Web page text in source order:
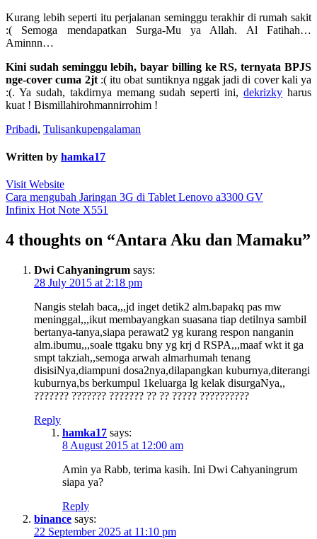
Kurang lebih seperti itu perjalanan seminggu terakhir di rumah sakit
:( Semoga mendapatkan Surga-Mu ya Allah. Al Fatihah…
Aminnn…
Kini sudah seminggu lebih, bayar billing ke RS, ternyata BPJS
nge-cover cuma 2jt:( itu obat suntiknya nggak jadi di cover kali ya
:(. Ya sudah, takdirnya memang sudah seperti ini,dekrizky harus
kuat ! Bismillahirohmannirrohim !
Pribadi, Tulisankupengalaman
Written by hamka17
Visit Website
Post
navigation
Cara mengubah Jaringan 3G di Tablet Lenovo a3300 GV
Infinix Hot Note X551
4 thoughts on “Antara Aku dan Mamaku”
Dwi Cahyaningrum says:
28 July 2015 at 2:18 pm
Nangis stelah baca,,,jd inget detik2 alm.bapakq pas mw
meninggal,,,ikut membayangkan suasana tiap detilnya sambil
bertanya-tanya,siapa perawat2 yg kurang respon nanganin
alm.ibumu,,,soale ttgaku bny yg krj d RSPA,,,maaf wkt it ga
smpt takziah,,semoga arwah almarhumah tenang
disisiNya,diampuni dosa2nya,dilapangkan kuburnya,diterangi
kuburnya,bs berkumpul 1keluarga lg kelak disurgaNya,,
??????? ??????? ??????? ?? ?? ????? ??????????
Reply
hamka17 says:
8 August 2015 at 12:00 am
Amin ya Rabb, terima kasih. Ini Dwi Cahyaningrum
siapa ya?
Reply
binance says:
22 September 2025 at 11:10 pm